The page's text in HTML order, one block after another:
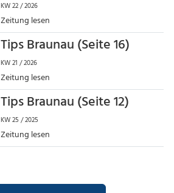
KW 22 / 2026
Zeitung lesen
Tips Braunau (Seite 16)
KW 21 / 2026
Zeitung lesen
Tips Braunau (Seite 12)
KW 25 / 2025
Zeitung lesen